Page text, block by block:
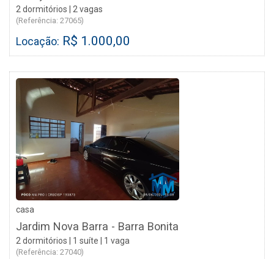
2 dormitórios | 2 vagas
(Referência: 27065)
Locação: R$ 1.000,00
casa
Jardim Nova Barra - Barra Bonita
2 dormitórios | 1 suíte | 1 vaga
(Referência: 27040)